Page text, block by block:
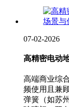
07-02-2026
高精密电动
高端商业综
频使用且兼
弹簧（如苏